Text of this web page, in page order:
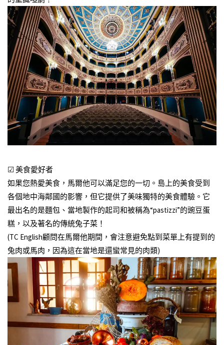
☑ 美食愛好者
如果您熱愛美食，馬爾他可以滿足您的一切。島上的美食受到
各個地中海鄰國的影響，但它提供了美味獨特的美食體驗。它
最出名的是麵包、當地製作的起司和被稱為“pastizzi”的豌豆蛋
糕，以及著名的傳統兔子菜！
(TC English顧問在馬爾他期間，會注意避免點到菜單上有提到的
兔肉或馬肉，因為這在當地是還蠻常見的肉類)